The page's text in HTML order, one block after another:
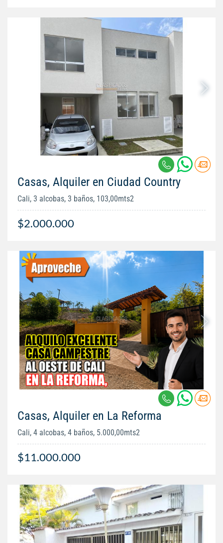
Casas, Alquiler en Ciudad Country
Cali, 3 alcobas, 3 baños, 103,00mts2
$2.000.000
Casas, Alquiler en La Reforma
Cali, 4 alcobas, 4 baños, 5.000,00mts2
$11.000.000